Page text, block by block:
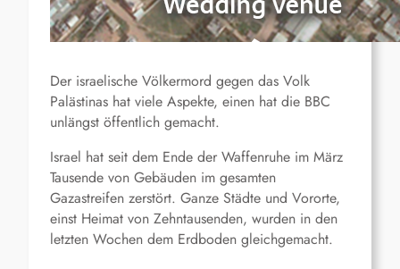
Der israelische Völkermord gegen das Volk
Palästinas hat viele Aspekte, einen hat die BBC
unlängst öffentlich gemacht.
Israel hat seit dem Ende der Waffenruhe im März
Tausende von Gebäuden im gesamten
Gazastreifen zerstört. Ganze Städte und Vororte,
einst Heimat von Zehntausenden, wurden in den
letzten Wochen dem Erdboden gleichgemacht.